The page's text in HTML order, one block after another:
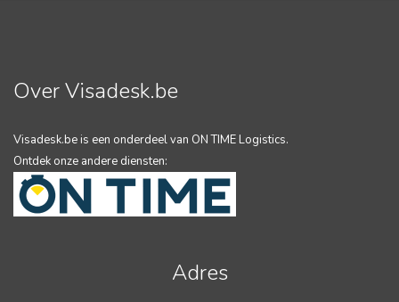
Over Visadesk.be
Visadesk.be is een onderdeel van ON TIME Logistics.
Ontdek onze andere diensten:
Adres